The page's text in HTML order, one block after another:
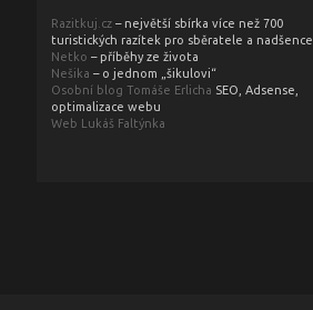
Razitkuj.cz– největší sbírka více než 700
turistických razítek pro sběratele a nadšence
Netko – příběhy ze života
Nešika – o jednom „šikulovi“
Osobní blog Tomáše Erlicha SEO, Adsense,
optimalizace webu
Web Lukáš Faltýnka